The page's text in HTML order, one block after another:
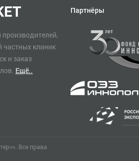
частных клиник
и заказ
Ещё..
Партнёры
Все права